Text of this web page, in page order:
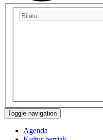
Toggle navigation
Agenda